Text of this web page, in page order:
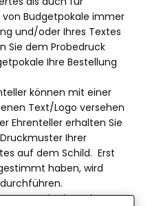
Budgetpokale immer
und/oder Ihres Textes
Sie dem Probedruck
Ihre Bestellung
können mit einer
Text/Logo versehen
Ehrenteller erhalten Sie
Ihrer
auf dem Schild. Erst
haben, wird
mit einer eigenen